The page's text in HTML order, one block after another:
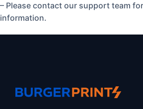
– Please contact our support team
information.